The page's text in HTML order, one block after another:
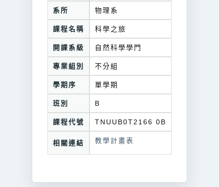
系所 物理系
課程名稱 科學之旅
開課系級 自然科學學門
專業組別 不分組
學期序 單學期
班別 B
課程代號 TNUUB0T2166 0B
相關連結 教學計畫表